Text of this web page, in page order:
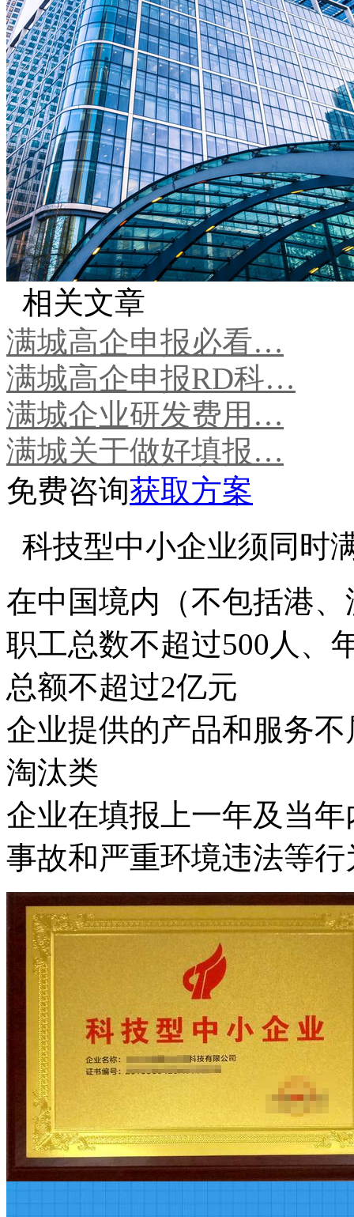
相关文章
满城高企申报必看…
满城高企申报RD科…
满城企业研发费用…
满城关于做好填报…
免费咨询获取方案
科技型中小企业须同时
在中国境内（不包括港
职工总数不超过500人、
总额不超过2亿元
企业提供的产品和服务
淘汰类
企业在填报上一年及当
事故和严重环境违法等行